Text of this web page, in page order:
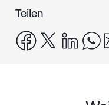
Teilen
facebook
x